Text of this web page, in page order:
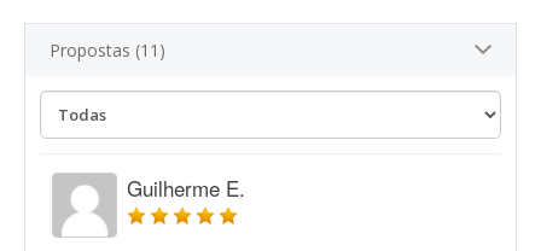
Propostas (11)
Guilherme E.